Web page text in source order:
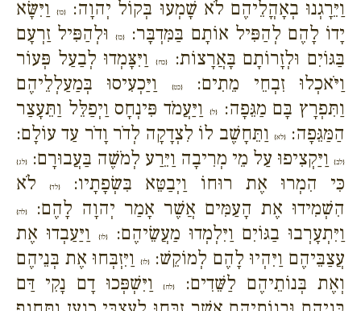
וַיֵּרָגְנוּ בְאָהֳלֵיהֶם לֹא שָׁמְעוּ בְּקוֹל יְהוָה: {כו}וַיִּשָּׂא
יָדוֹ לָהֶם לְהַפִּיל אוֹתָם בַּמִּדְבָּר:
{כז}וּלְהַפִּיל זַרְעָם
בַּגּוֹיִם וּלְזָרוֹתָם בָּאֲרָצוֹת:
{כח}
וַיִּצָּמְדוּ לְבַעַל פְּעוֹר
וַיֹּאכְלוּ זִבְחֵי מֵתִים:{כט}
וַיַּכְעִיסוּ בְּמַעַלְלֵיהֶם
וַתִּפְרָץ בָּם מַגֵּפָה:{ל}
וַיַּעֲמֹד פִּינְחָס וַיְפַלֵּל וַתֵּעָצַר
הַמַּגֵּפָה:{לא} וַתֵּחָשֶׁב לוֹ לִצְדָקָה לְדֹר וָדֹר עַד עוֹלָם:
{לב} וַיַּקְצִיפוּ עַל מֵי מְרִיבָה וַיֵּרַע לְמֹשֶׁה בַּעֲבוּרָם: {לג}
כִּי הִמְרוּ אֶת רוּחוֹ וַיְבַטֵּא בִּשְׂפָתָיו: {לד}לֹא
הִשְׁמִידוּ אֶת הָעַמִּים אֲשֶׁר אָמַר יְהוָה לָהֶם:
{לה}
וַיִּתְעָרְבוּ בַגּוֹיִם וַיִּלְמְדוּ מַעֲשֵׂיהֶם: {לו}
וַיַּעַבְדוּ אֶת
עֲצַבֵּיהֶם וַיִּהְיוּ לָהֶם לְמוֹקֵשׁ:{לז}
וַיִּזְבְּחוּ אֶת בְּנֵיהֶם
וְאֶת בְּנוֹתֵיהֶם לַשֵּׁדִים:
{לח}וַיִּשְׁפְּכוּ דָם נָקִי דַּם